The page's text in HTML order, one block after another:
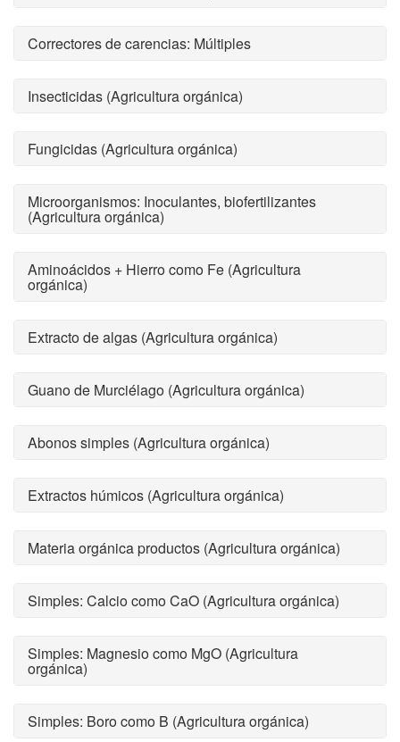
Correctores de carencias: Múltiples
Insecticidas (Agricultura orgánica)
Fungicidas (Agricultura orgánica)
Microorganismos: Inoculantes, biofertilizantes
(Agricultura orgánica)
Aminoácidos + Hierro como Fe (Agricultura
orgánica)
Extracto de algas (Agricultura orgánica)
Guano de Murciélago (Agricultura orgánica)
Abonos simples (Agricultura orgánica)
Extractos húmicos (Agricultura orgánica)
Materia orgánica productos (Agricultura orgánica)
Simples: Calcio como CaO (Agricultura orgánica)
Simples: Magnesio como MgO (Agricultura
orgánica)
Simples: Boro como B (Agricultura orgánica)